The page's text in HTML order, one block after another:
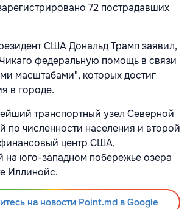
72 пострадавших
США Дональд Трамп заявил,
федеральную помощь в связи
масштабами", которых достиг
в городе.
транспортный узел Северной
по численности населения и второй
центр США,
на юго-западном побережье озера
Иллинойс.
на новости Point.md в Google